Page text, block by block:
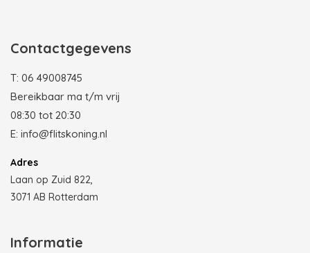
Contactgegevens
T: 06 49008745
Bereikbaar ma t/m vrij
08:30 tot 20:30
E: info@flitskoning.nl
Adres
Laan op Zuid 822,
3071 AB Rotterdam
Informatie